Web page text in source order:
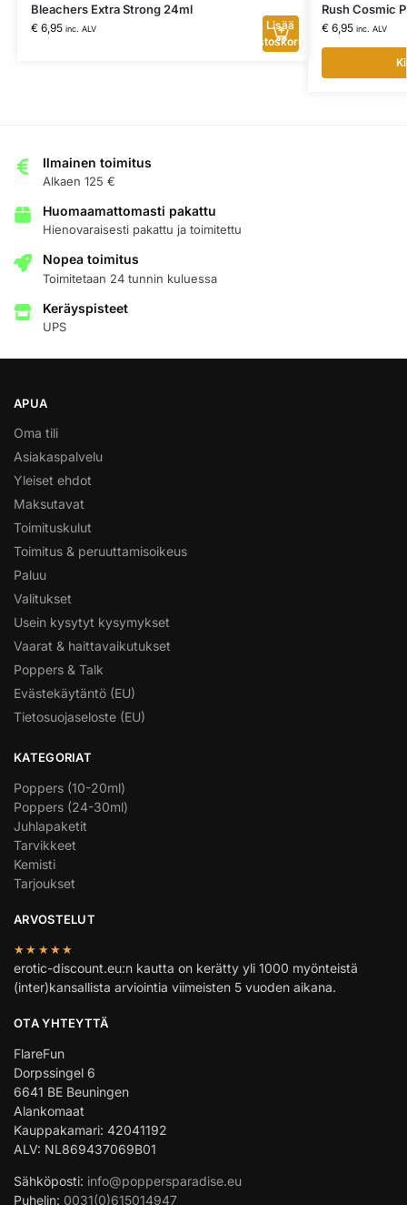
Bleachers Extra Strong 24ml
€6,95 inc. ALV
Lisää
ostoskoriin
Rush Cosmic
€6,95 inc. ALV
Ilmainen toimitus
Alkaen 125 €
Huomaamattomasti pakattu
Hienovaraisesti pakattu ja toimitettu
Nopea toimitus
Toimitetaan 24 tunnin kuluessa
Keräyspisteet
UPS
APUA
Oma tili
Asiakaspalvelu
Yleiset ehdot
Maksutavat
Toimituskulut
Toimitus & peruuttamisoikeus
Paluu
Valitukset
Usein kysytyt kysymykset
Vaarat & haittavaikutukset
Poppers & Talk
Evästekäytäntö (EU)
Tietosuojaseloste (EU)
KATEGORIAT
Poppers (10-20ml)
Poppers (24-30ml)
Juhlapaketit
Tarvikkeet
Kemisti
Tarjoukset
ARVOSTELUT
★★★★★
erotic-discount.eu:n kautta on kerätty yli 1000 myönteistä
(inter)kansallista arviointia viimeisten 5 vuoden aikana.
OTA YHTEYTTÄ
FlareFun
Dorpssingel 6
6641 BE Beuningen
Alankomaat
Kauppakamari: 42041192
ALV: NL869437069B01
Sähköposti: info@poppersparadise.eu
Puhelin: 0031(0)615014947